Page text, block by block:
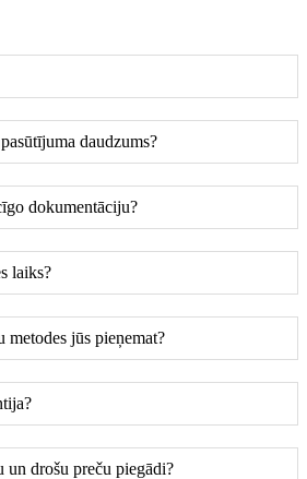
daudzums?
dokumentāciju?
laiks?
metodes jūs pieņemat?
un drošu preču piegādi?